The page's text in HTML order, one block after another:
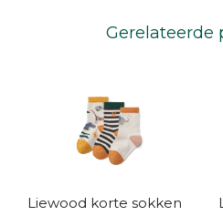
Gerelateerde
Liewood korte sokken